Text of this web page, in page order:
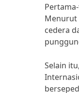
Menurut
cedera
Selain